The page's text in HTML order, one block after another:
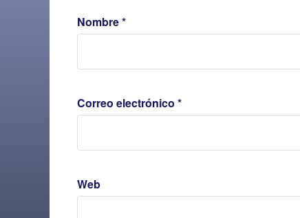
Nombre*
Correo electrónico *
Web